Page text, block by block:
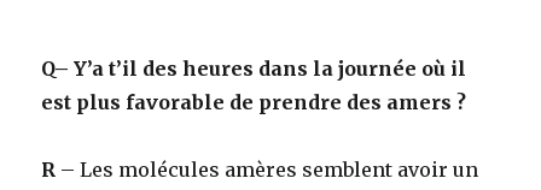
Q– Y’a t’il des heures dans la journée où il
est plus favorable de prendre des amers ?
R –Les molécules amères semblent avoir un